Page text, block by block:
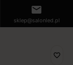
mail
sklep@salonled.pl
favorite_border